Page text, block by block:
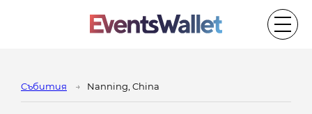
Cъбития Nanning, China